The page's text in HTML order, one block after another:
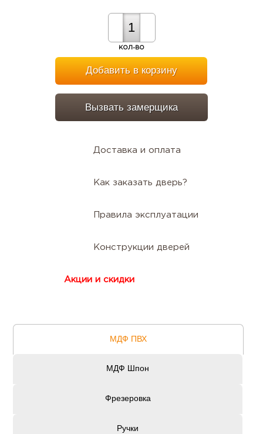
КОЛ-ВО
Добавить в корзину
Вызвать замерщика
Доставка и оплата
Как заказать дверь?
Правила эксплуатации
Конструкции дверей
Акции и скидки
МДФ ПВХ
МДФ Шпон
Фрезеровка
Ручки